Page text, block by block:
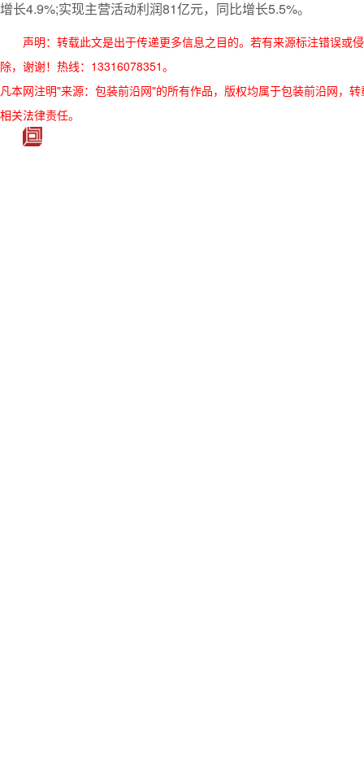
增长4.9%;实现主营活动利润81亿元，同比增长5.5%。
声明：转载此文是出于传递更多信息之目的。若有来源标注错误或
除，谢谢！热线：13316078351。
凡本网注明"来源：包装前沿网"的所有作品，版权均属于包装前沿网，
相关法律责任。